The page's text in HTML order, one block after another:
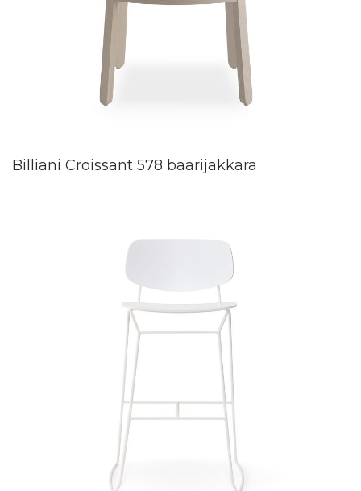
Billiani Croissant 578 baarijakkara